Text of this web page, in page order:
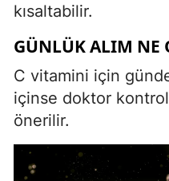
kısaltabilir.
GÜNLÜK ALIM NE
C vitamini için
içinse doktor
önerilir.